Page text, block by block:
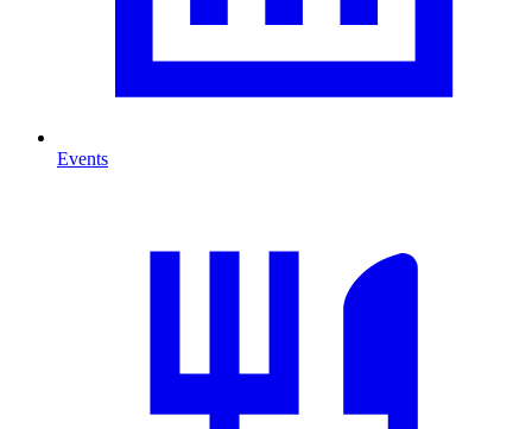
Events